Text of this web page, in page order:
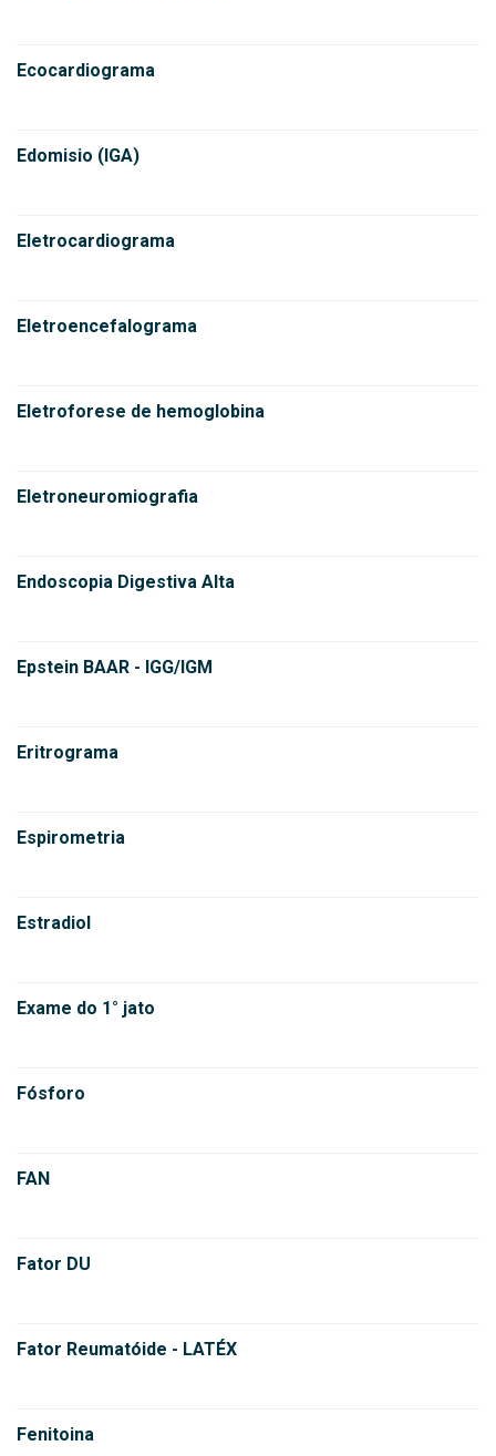
Ecocardiograma
Edomisio (IGA)
Eletrocardiograma
Eletroencefalograma
Eletroforese de hemoglobina
Eletroneuromiografia
Endoscopia Digestiva Alta
Epstein BAAR - IGG/IGM
Eritrograma
Espirometria
Estradiol
Exame do 1° jato
Fósforo
FAN
Fator DU
Fator Reumatóide - LATÉX
Fenitoina